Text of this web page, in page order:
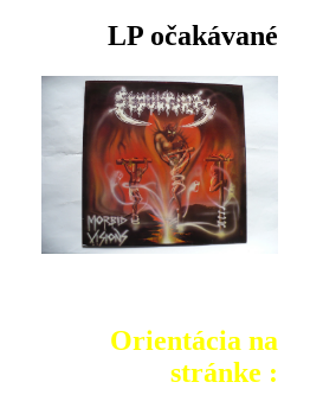
LP očakávané
Orientácia na
stránke :